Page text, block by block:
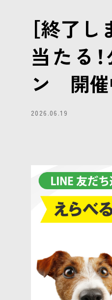
［終了
当たる
ン 開催
2026.06.19